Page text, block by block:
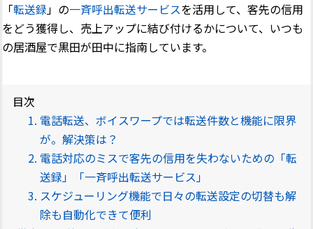
「転送録」の一斉呼出転送サービスを活用して、客先の信用
をどう獲得し、売上アップに結び付けるかについて、いつも
の居酒屋で黒田が田中に指南しています。
目次
電話転送、ボイスワープでは転送件数と機能に限界
が。解決策は？
電話対応のミスで客先の信用を失わないための「転
送録」「一斉呼出転送サービス」
スケジューリング機能で日々の転送設定の切替も解
除も自動化できて便利